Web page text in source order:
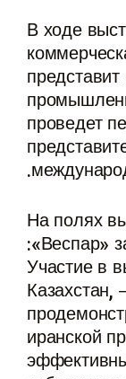
В ходе
проведет
На полях
«Веспар»
«Участие в
Казахстан,
иранской